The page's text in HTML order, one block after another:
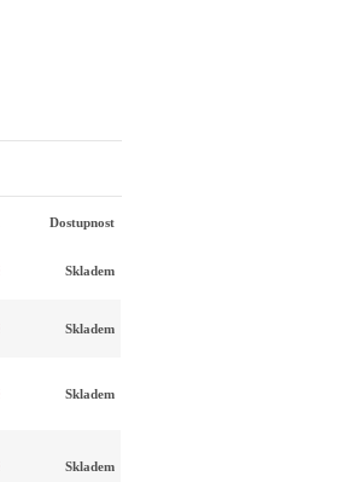
Dostupnost
Skladem
Skladem
Skladem
Skladem